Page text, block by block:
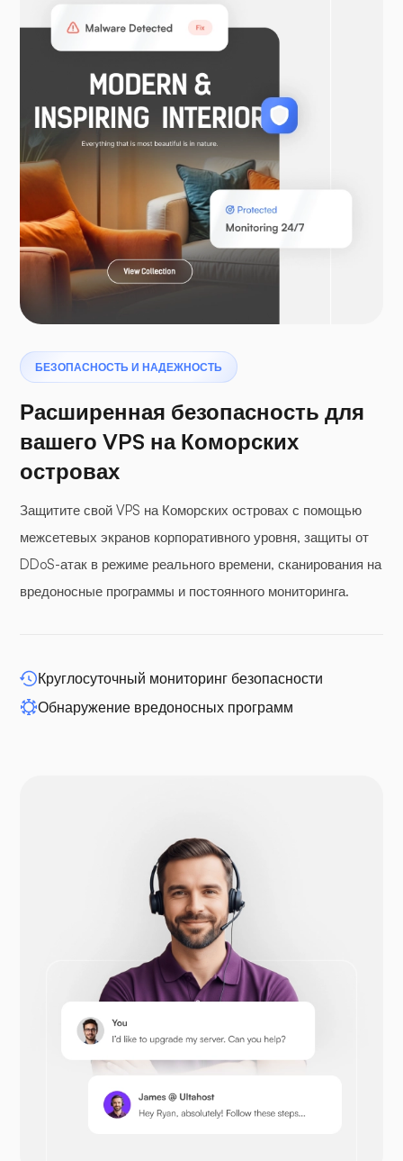
WooCommerce
Ларавел
WP-расширение
Друпал
Prestashop
БЕЗОПАСНОСТЬ И НАДЕЖНОСТЬ
Расширенная безопасность для
вашего VPS на Коморских
островах
Защитите свой VPS на Коморских островах с помощью
межсетевых экранов корпоративного уровня, защиты от
DDoS-атак в режиме реального времени, сканирования на
вредоносные программы и постоянного мониторинга.
Круглосуточный мониторинг безопасности
Обнаружение вредоносных программ